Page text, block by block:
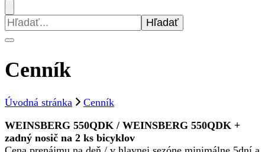
Hľadať:
Cenník
Úvodná stránka
Cenník
WEINSBERG 550QDK / WEINSBERG 550QDK +
zadný nosič na 2 ks bicyklov